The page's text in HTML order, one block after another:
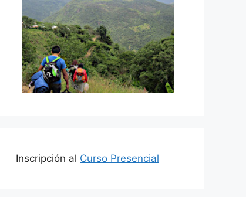
Inscripción al Curso Presencial